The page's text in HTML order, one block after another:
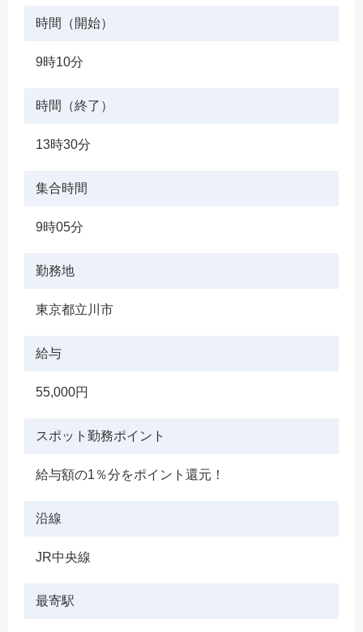
時間（開始）
9時10分
時間（終了）
13時30分
集合時間
9時05分
勤務地
東京都立川市
給与
55,000円
スポット勤務ポイント
給与額の1％分をポイント還元！
沿線
JR中央線
最寄駅